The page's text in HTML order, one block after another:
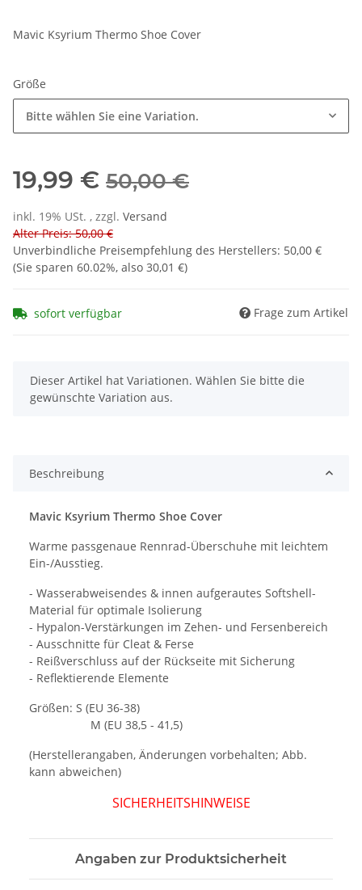
Mavic Ksyrium Thermo Shoe Cover
Größe
Bitte wählen Sie eine Variation.
19,99 € 50,00 €
inkl. 19% USt. , zzgl. Versand
Alter Preis: 50,00 €
Unverbindliche Preisempfehlung des Herstellers: 50,00 €
(Sie sparen 60.02%, also 30,01 €)
sofort verfügbar Frage zum Artikel
x
Dieser Artikel hat Variationen. Wählen Sie bitte die
gewünschte Variation aus.
Beschreibung
Mavic Ksyrium Thermo Shoe Cover
Warme passgenaue Rennrad-Überschuhe mit leichtem
Ein-/Ausstieg.
- Wasserabweisendes & innen aufgerautes Softshell-
Material für optimale Isolierung
- Hypalon-Verstärkungen im Zehen- und Fersenbereich
- Ausschnitte für Cleat & Ferse
- Reißverschluss auf der Rückseite mit Sicherung
- Reflektierende Elemente
Größen: S (EU 36-38)
M (EU 38,5 - 41,5)
(Herstellerangaben, Änderungen vorbehalten; Abb.
kann abweichen)
SICHERHEITSHINWEISE
Angaben zur Produktsicherheit